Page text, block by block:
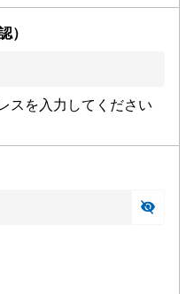
）
スを入力してください